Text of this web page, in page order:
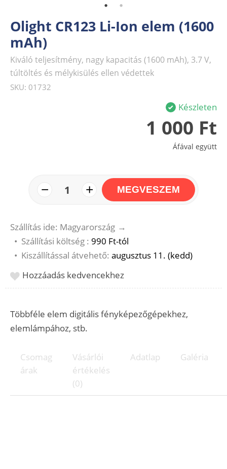
Olight CR123 Li-Ion elem (1600
mAh)
Kiváló teljesítmény, nagy kapacitás (1600 mAh), 3.7 V,
túltöltés és mélykisülés ellen védettek
SKU: 01732
Készleten
1 000 Ft
Áfával együtt
− 1 + MEGVESZEM
Szállítás ide: Magyarország →
• Szállítási költség : 990 Ft-tól
• Kiszállítással átvehető: augusztus 11. (kedd)
Hozzáadás kedvencekhez
Többféle elem digitális fényképezőgépekhez,
elemlámpához, stb.
Csomag
árak
Vásárlói
értékelés
(0)
Adatlap Galéria